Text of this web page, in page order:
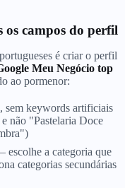
os campos do perfil
é criar o perfil
Meu Negócio top
ao pormenor:
sem keywords artificiais
não "Pastelaria Doce
escolhe a categoria que
categorias secundárias